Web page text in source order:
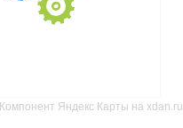
Компонент Яндекс Карты на xdan.ru